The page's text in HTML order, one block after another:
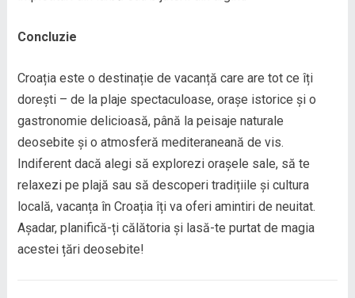
Concluzie
Croația este o destinație de vacanță care are tot ce îți
dorești – de la plaje spectaculoase, orașe istorice și o
gastronomie delicioasă, până la peisaje naturale
deosebite și o atmosferă mediteraneană de vis.
Indiferent dacă alegi să explorezi orașele sale, să te
relaxezi pe plajă sau să descoperi tradițiile și cultura
locală, vacanța în Croația îți va oferi amintiri de neuitat.
Așadar, planifică-ți călătoria și lasă-te purtat de magia
acestei țări deosebite!